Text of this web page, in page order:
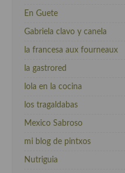
En Guete
Gabriela clavo y canela
la francesa aux fourneaux
la gastrored
lola en la cocina
los tragaldabas
Mexico Sabroso
mi blog de pintxos
Nutriguia